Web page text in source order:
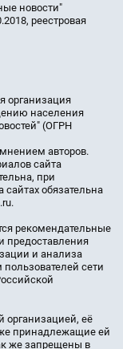
новости"
реестровая
организация
населения
(ОГРН
авторов.
сайта
при
обязательна
рекомендательные
предоставления
и анализа
сети
организацией, её
принадлежащие ей
же запрещены в